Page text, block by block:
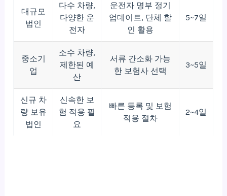
대규모
법인
다수 차량,
다양한 운
전자
운전자 명부 정기
업데이트, 단체 할
인 활용
5~7일
중소기
업
소수 차량,
제한된 예
산
서류 간소화 가능
한 보험사 선택
3~5일
신규 차
량 보유
법인
신속한 보
험 적용 필
요
빠른 등록 및 보험
적용 절차
2~4일